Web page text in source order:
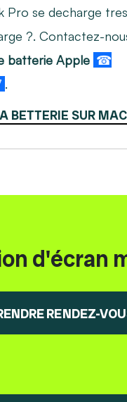
Pro se decharge
?. Contactez-
batterie Apple ☎
.
BETTERIE SUR
d'écran
RENDEZ-